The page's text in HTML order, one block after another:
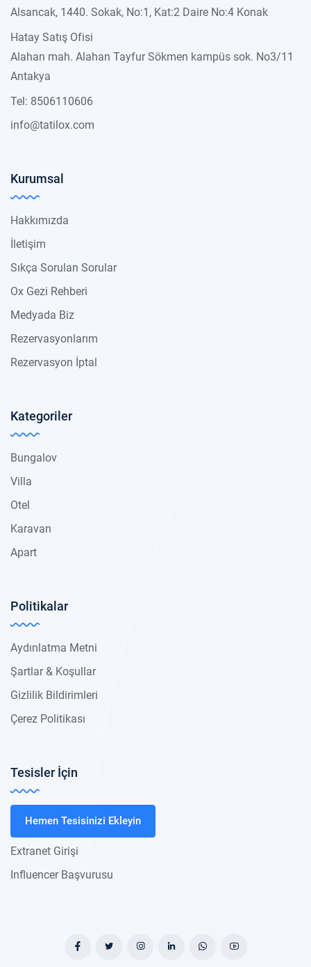
Alsancak, 1440. Sokak, No:1, Kat:2 Daire No:4 Konak
Hatay Satış Ofisi
Alahan mah. Alahan Tayfur Sökmen kampüs sok. No3/11
Antakya
Tel: 8506110606
info@tatilox.com
Kurumsal
Hakkımızda
İletişim
Sıkça Sorulan Sorular
Ox Gezi Rehberi
Medyada Biz
Rezervasyonlarım
Rezervasyon İptal
Kategoriler
Bungalov
Villa
Otel
Karavan
Apart
Politikalar
Aydınlatma Metni
Şartlar & Koşullar
Gizlilik Bildirimleri
Çerez Politikası
Tesisler İçin
Hemen Tesisinizi Ekleyin
Extranet Girişi
Influencer Başvurusu